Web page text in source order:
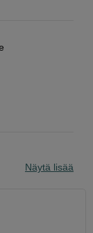
Näytä lisää